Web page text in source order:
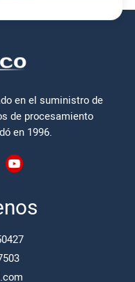
en el suministro de
de procesamiento
en 1996.